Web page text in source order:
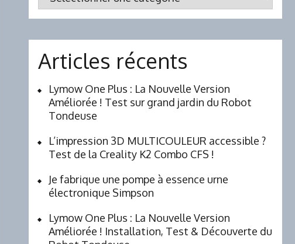
14:49
00:22 00:50
Articles récents
Lymow One Plus : La Nouvelle Version
Améliorée ! Test sur grand jardin du Robot
Tondeuse
L’impression 3D MULTICOULEUR accessible ?
Test de la Creality K2 Combo CFS !
Je fabrique une pompe à essence urne
électronique Simpson
Lymow One Plus : La Nouvelle Version
Améliorée ! Installation, Test & Découverte du